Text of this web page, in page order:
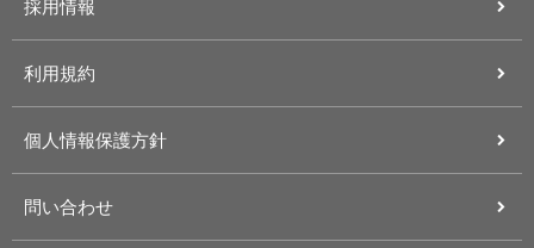
採用情報
利用規約
個人情報保護方針
問い合わせ